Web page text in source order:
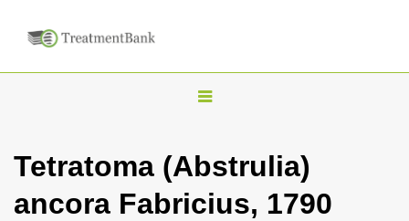
T
g
l
Tetratoma (Abstrulia)
ancora Fabricius, 1790